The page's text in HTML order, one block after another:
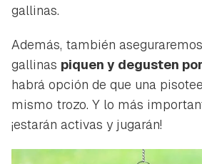
gallinas.
Además, también
gallinas piquen y degusten
habrá opción de que una
mismo trozo. Y lo más
¡estarán activas y jugarán!